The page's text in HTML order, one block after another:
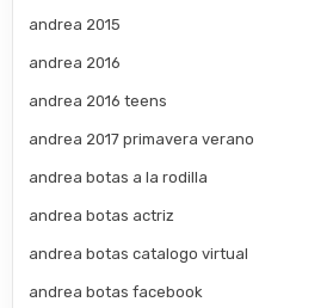
andrea 2015
andrea 2016
andrea 2016 teens
andrea 2017 primavera verano
andrea botas a la rodilla
andrea botas actriz
andrea botas catalogo virtual
andrea botas facebook